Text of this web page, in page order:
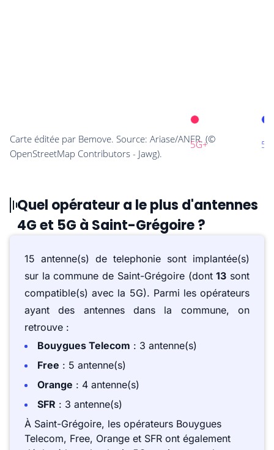
Quel opérateur a le plus d'antennes
4G et 5G à Saint-Grégoire ?
15 antenne(s) de telephonie sont implantée(s)
sur la commune de Saint-Grégoire (dont13 sont
compatible(s) avec la 5G). Parmi les opérateurs
ayant des antennes dans la commune, on
retrouve :
Bouygues Telecom : 3 antenne(s)
Free : 5 antenne(s)
Orange : 4 antenne(s)
SFR : 3 antenne(s)
À Saint-Grégoire, les opérateurs Bouygues
Telecom, Free, Orange et SFR ont également